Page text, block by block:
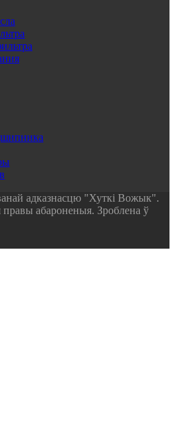
адказнасцю "Хуткi Вожык".
абароненыя. Зроблена ў